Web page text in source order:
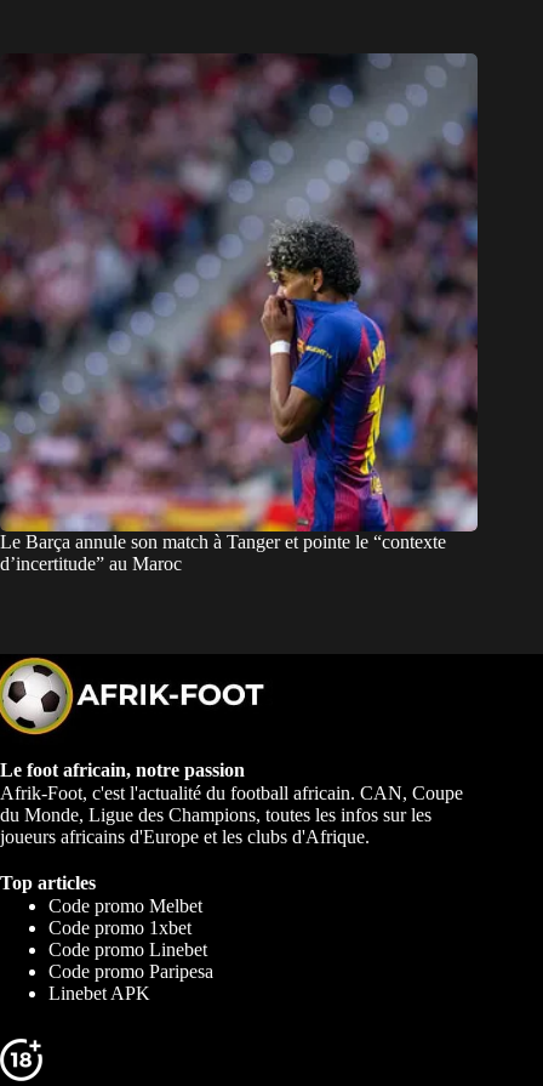
Le Barça annule son match à Tanger et pointe le “contexte
d’incertitude” au Maroc
Le foot africain, notre passion
Afrik-Foot, c'est l'actualité du football africain. CAN, Coupe
du Monde, Ligue des Champions, toutes les infos sur les
joueurs africains d'Europe et les clubs d'Afrique.
Top articles
Code promo Melbet
Code promo 1xbet
Code promo Linebet
Code promo Paripesa
Linebet APK